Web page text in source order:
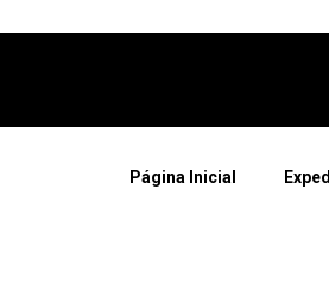
Página Inicial